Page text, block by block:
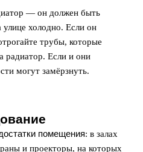
— он должен быть
улице холодно. Если он
трубы, которые
радиатор. Если и они
могут замёрзнуть.
помещения: в залах
и проекторы, на которых